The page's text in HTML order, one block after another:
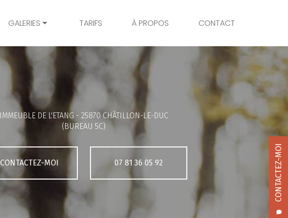
CONTACTEZ-MOI
GALERIES
Mariage
Grossesse
Bambins
Portrait
Galerie client
TARIFS À PROPOS CONTACT
IMMEUBLE DE L'ETANG - 25870 CHÂTILLON-LE-DUC
(BUREAU 5C)
CONTACTEZ-MOI 07 81 36 05 92